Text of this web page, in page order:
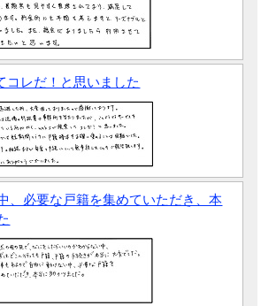
コレだ！と思いました
、必要な戸籍を集めていただき、本